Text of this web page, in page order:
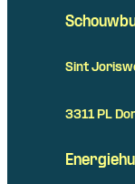
Sint
3311 PL